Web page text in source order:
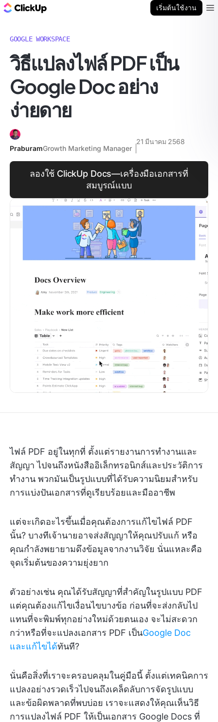
เริ่มต้นใช้งาน
GOOGLE WORKSPACE
วิธีแปลงไฟล์ PDF เป็น
Google Doc อย่าง
ง่ายดาย
PraburamGrowth Marketing Manager
21 มีนาคม 2568
ลองใช้ ClickUp Docs—เครื่องมือเอกสารที่
สมบูรณ์แบบ
ไฟล์ PDF อยู่ในทุกที่ ตั้งแต่รายงานการทำงานและ
สัญญา ไปจนถึงหนังสืออิเล็กทรอนิกส์และประวัติการ
ทำงาน พวกมันเป็นรูปแบบที่ได้รับความนิยมสำหรับ
การแบ่งปันเอกสารที่ดูเรียบร้อยและมืออาชีพ
แต่จะเกิดอะไรขึ้นเมื่อคุณต้องการแก้ไขไฟล์ PDF
นั้น? บางทีเจ้านายอาจส่งสัญญาให้คุณปรับแก้ หรือ
คุณกำลังพยายามดึงข้อมูลจากงานวิจัย นั่นแหละคือ
จุดเริ่มต้นของความยุ่งยาก
ตัวอย่างเช่น คุณได้รับสัญญาที่สำคัญในรูปแบบ PDF
แต่คุณต้องแก้ไขเงื่อนไขบางข้อ ก่อนที่จะส่งกลับไป
แทนที่จะพิมพ์ทุกอย่างใหม่ด้วยตนเอง จะไม่สะดวก
กว่าหรือที่จะแปลงเอกสาร PDF เป็นGoogle Doc
และแก้ไขได้ทันที?
นั่นคือสิ่งที่เราจะครอบคลุมในคู่มือนี้ ตั้งแต่เทคนิคการ
แปลงอย่างรวดเร็วไปจนถึงเคล็ดลับการจัดรูปแบบ
และข้อผิดพลาดที่พบบ่อย เราจะแสดงให้คุณเห็นวิธี
การแปลงไฟล์ PDF ให้เป็นเอกสาร Google Docs ที่